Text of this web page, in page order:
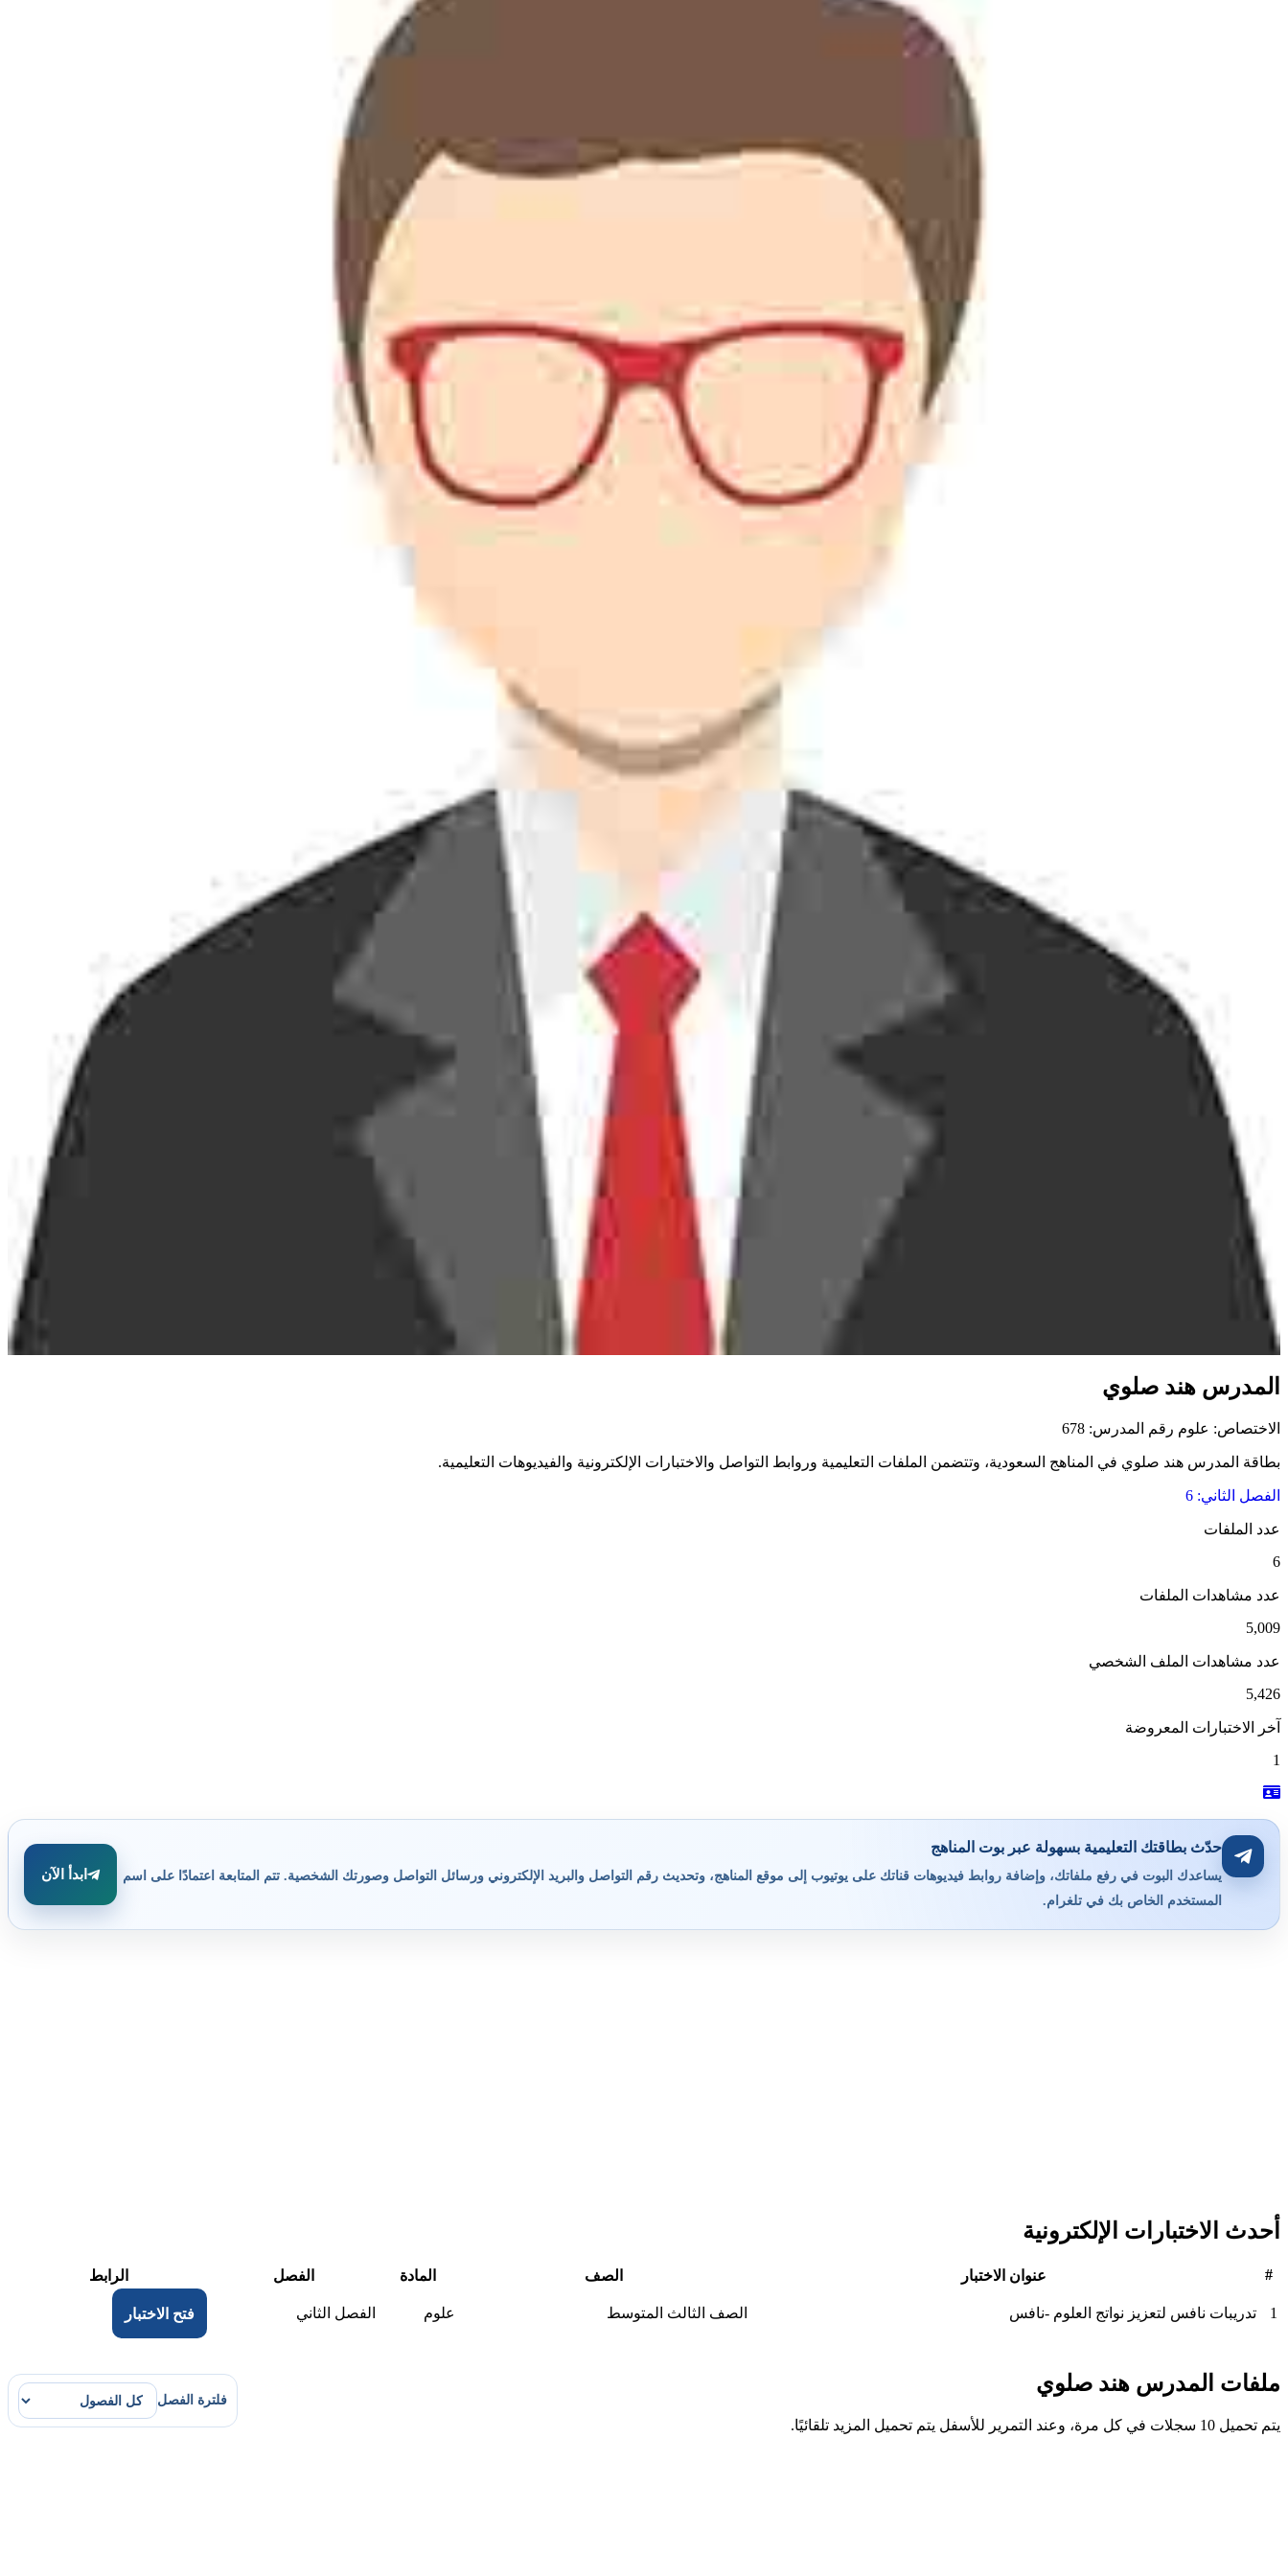
المدرس هند صلوي
الاختصاص: علوم رقم المدرس: 678
بطاقة المدرس هند صلوي في المناهج السعودية، وتتضمن الملفات التعليمية وروابط التواصل والاختبارات الإلكترونية والفيديوهات التعليمية.
الفصل الثاني: 6
عدد الملفات
6
عدد مشاهدات الملفات
5,009
عدد مشاهدات الملف الشخصي
5,426
آخر الاختبارات المعروضة
1
حدّث بطاقتك التعليمية بسهولة عبر بوت المناهج
يساعدك البوت في رفع ملفاتك، وإضافة روابط فيديوهات قناتك على يوتيوب إلى موقع المناهج، وتحديث رقم التواصل والبريد الإلكتروني ورسائل التواصل وصورتك الشخصية. تتم المتابعة اعتمادًا على اسم
المستخدم الخاص بك في تلغرام.
ابدأ الآن
أحدث الاختبارات الإلكترونية
# عنوان الاختبار الصف المادة الفصل الرابط
1 تدريبات نافس لتعزيز نواتج العلوم -نافس الصف الثالث المتوسط علوم الفصل الثاني فتح الاختبار
ملفات المدرس هند صلوي
يتم تحميل 10 سجلات في كل مرة، وعند التمرير للأسفل يتم تحميل المزيد تلقائيًا.
فلترة الفصل